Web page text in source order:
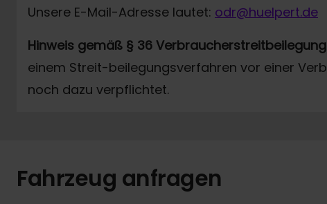
Unsere E-Mail-Adresse lautet: odr@huelpert.de
Hinweis gemäß § 36
einem Streit-beilegungsverfahren vor einer
noch dazu verpflichtet.
Fahrzeug anfragen